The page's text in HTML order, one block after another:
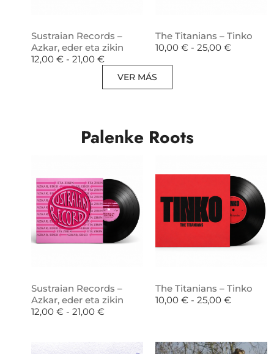
Sustraian Records –
Azkar, eder eta zikin
12,00 € - 21,00 €
The Titanians – Tinko
10,00 € - 25,00 €
VER MÁS
Palenke Roots
Sustraian Records –
Azkar, eder eta zikin
12,00 € - 21,00 €
The Titanians – Tinko
10,00 € - 25,00 €